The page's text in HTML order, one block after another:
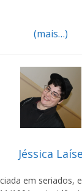
(mais…)
Jéssica Laíse
em seriados,